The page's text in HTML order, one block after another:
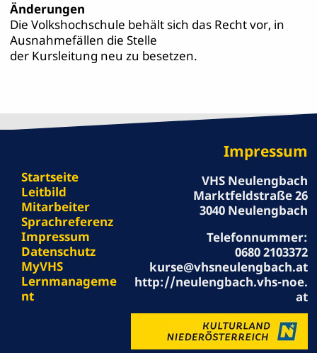
Änderungen
Die Volkshochschule behält sich das Recht vor, in
Ausnahmefällen die Stelle
der Kursleitung neu zu besetzen.
Startseite
Leitbild
Mitarbeiter
Sprachreferenz
Impressum
Datenschutz
MyVHS
Lernmanageme
nt
Impressum
VHS Neulengbach
Marktfeldstraße 26
3040 Neulengbach
Telefonnummer:
0680 2103372
kurse@vhsneulengbach.at
http://neulengbach.vhs-noe.
at